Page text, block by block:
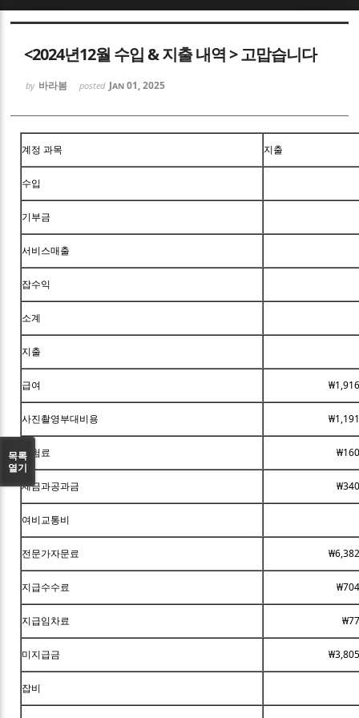
<2024년12월 수입 & 지출 내역 > 고맙습니다
by 바라봄 posted Jan 01, 2025
계정 과목 지출
수입
기부금
서비스매출
잡수익
소계
지출
급여
사진촬영부대비용
보험료
세금과공과금
여비교통비
전문가자문료
지급수수료
지급임차료
미지급금
잡비
목록
열기
Sketchbook5, 스케치북5
Sketchbook5, 스케치북5